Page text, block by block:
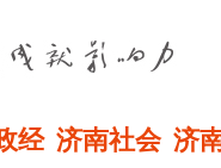
经 济南社会 济